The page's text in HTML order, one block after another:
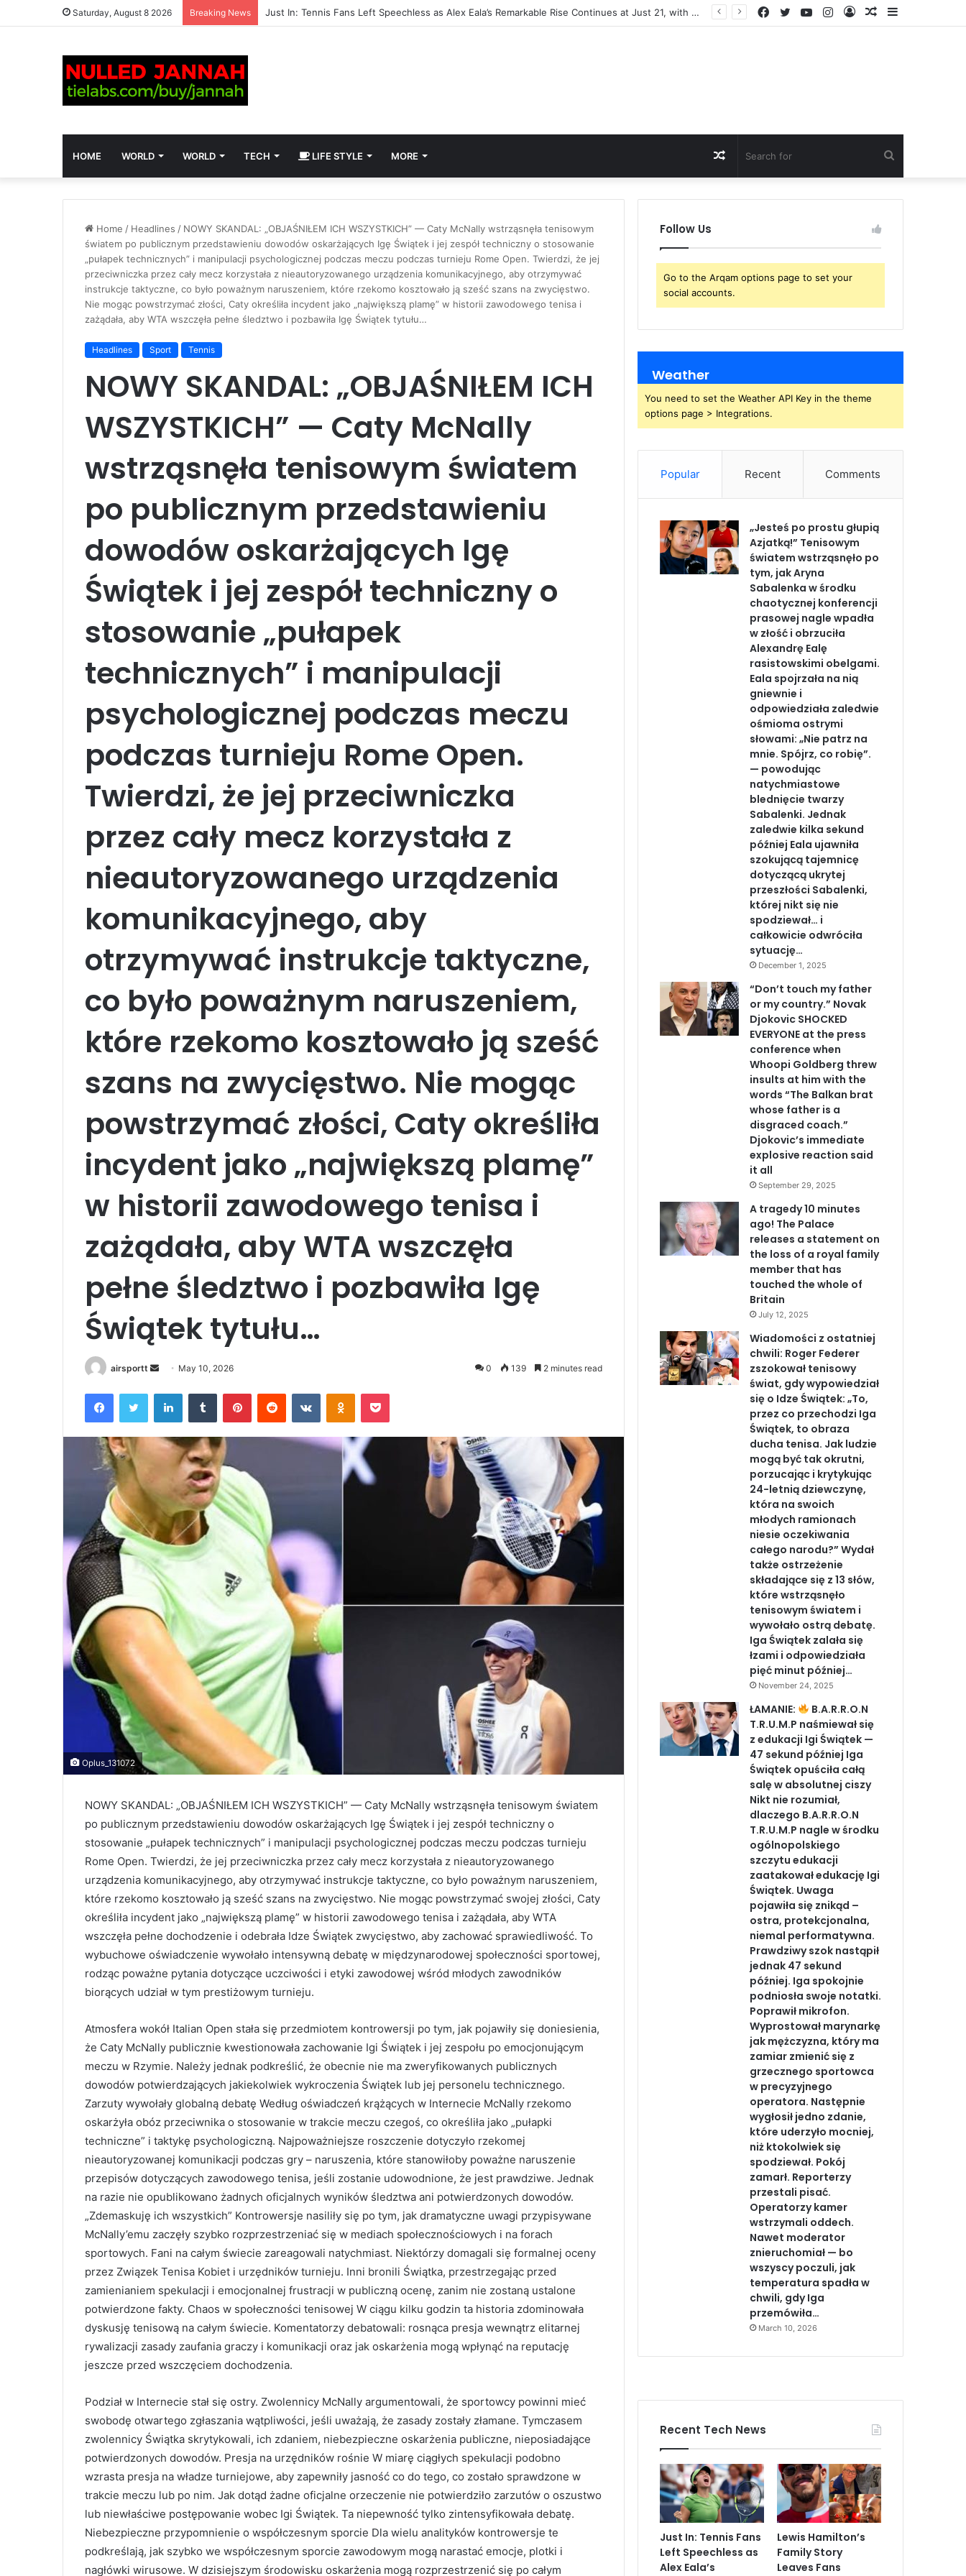
Saturday, August 8 2026 Breaking News Just In: Tennis Fans Left Speechless as Alex Eala’s Remarkable Rise Continues at Just 21, with Major Sponsorships and Huge Career Earnings Revealed in Stunning Fin…
Random
Log
Instagram
YouTube
Twitter
Facebook
HOME WORLD WORLD TECH LIFE STYLE MORE
for
Random
Article
Home / Headlines / NOWY SKANDAL: „OBJAŚNIŁEM ICH WSZYSTKICH” — Caty McNally wstrząsnęła tenisowym
światem po publicznym przedstawieniu dowodów oskarżających Igę Świątek i jej zespół techniczny o stosowanie
„pułapek technicznych” i manipulacji psychologicznej podczas meczu podczas turnieju Rome Open. Twierdzi, że jej
przeciwniczka przez cały mecz korzystała z nieautoryzowanego urządzenia komunikacyjnego, aby otrzymywać
instrukcje taktyczne, co było poważnym naruszeniem, które rzekomo kosztowało ją sześć szans na zwycięstwo.
Nie mogąc powstrzymać złości, Caty określiła incydent jako „największą plamę” w historii zawodowego tenisa i
zażądała, aby WTA wszczęła pełne śledztwo i pozbawiła Igę Świątek tytułu…
Headlines Sport Tennis
NOWY SKANDAL: „OBJAŚNIŁEM ICH
WSZYSTKICH” — Caty McNally
wstrząsnęła tenisowym światem
po publicznym przedstawieniu
dowodów oskarżających Igę
Świątek i jej zespół techniczny o
stosowanie „pułapek
technicznych” i manipulacji
psychologicznej podczas meczu
podczas turnieju Rome Open.
Twierdzi, że jej przeciwniczka
przez cały mecz korzystała z
nieautoryzowanego urządzenia
komunikacyjnego, aby
otrzymywać instrukcje taktyczne,
co było poważnym naruszeniem,
które rzekomo kosztowało ją sześć
szans na zwycięstwo. Nie mogąc
powstrzymać złości, Caty określiła
incydent jako „największą plamę”
w historii zawodowego tenisa i
zażądała, aby WTA wszczęła
pełne śledztwo i pozbawiła Igę
Świątek tytułu…
airsportt
d
a
i
l
May 10, 2026 0 139 2 minutes read
Oplus_131072
NOWY SKANDAL: „OBJAŚNIŁEM ICH WSZYSTKICH” — Caty McNally wstrząsnęła tenisowym światem
po publicznym przedstawieniu dowodów oskarżających Igę Świątek i jej zespół techniczny o
stosowanie „pułapek technicznych” i manipulacji psychologicznej podczas meczu podczas turnieju
Rome Open. Twierdzi, że jej przeciwniczka przez cały mecz korzystała z nieautoryzowanego
urządzenia komunikacyjnego, aby otrzymywać instrukcje taktyczne, co było poważnym naruszeniem,
które rzekomo kosztowało ją sześć szans na zwycięstwo. Nie mogąc powstrzymać swojej złości, Caty
określiła incydent jako „największą plamę” w historii zawodowego tenisa i zażądała, aby WTA
wszczęła pełne dochodzenie i odebrała Idze Świątek zwycięstwo, aby zachować sprawiedliwość. To
wybuchowe oświadczenie wywołało intensywną debatę w międzynarodowej społeczności sportowej,
rodząc poważne pytania dotyczące uczciwości i etyki zawodowej wśród młodych zawodników
biorących udział w tym prestiżowym turnieju.
Atmosfera wokół Italian Open stała się przedmiotem kontrowersji po tym, jak pojawiły się doniesienia,
że ​​Caty McNally publicznie kwestionowała zachowanie Igi Świątek i jej zespołu po emocjonującym
meczu w Rzymie. Należy jednak podkreślić, że obecnie nie ma zweryfikowanych publicznych
dowodów potwierdzających jakiekolwiek wykroczenia Świątek lub jej personelu technicznego.
Zarzuty wywołały globalną debatę Według oświadczeń krążących w Internecie McNally rzekomo
oskarżyła obóz przeciwnika o stosowanie w trakcie meczu czegoś, co określiła jako „pułapki
techniczne” i taktykę psychologiczną. Najpoważniejsze roszczenie dotyczyło rzekomej
nieautoryzowanej komunikacji podczas gry – naruszenia, które stanowiłoby poważne naruszenie
przepisów dotyczących zawodowego tenisa, jeśli zostanie udowodnione, że jest prawdziwe. Jednak
na razie nie opublikowano żadnych oficjalnych wyników śledztwa ani potwierdzonych dowodów.
„Zdemaskuję ich wszystkich” Kontrowersje nasiliły się po tym, jak dramatyczne uwagi przypisywane
McNally’emu zaczęły szybko rozprzestrzeniać się w mediach społecznościowych i na forach
sportowych. Fani na całym świecie zareagowali natychmiast. Niektórzy domagali się formalnej oceny
przez Związek Tenisa Kobiet i urzędników turnieju. Inni bronili Świątka, przestrzegając przed
zamienianiem spekulacji i emocjonalnej frustracji w publiczną ocenę, zanim nie zostaną ustalone
potwierdzone fakty. Chaos w społeczności tenisowej W ciągu kilku godzin ta historia zdominowała
dyskusję tenisową na całym świecie. Komentatorzy debatowali: rosnąca presja wewnątrz elitarnej
rywalizacji zasady zaufania graczy i komunikacji oraz jak oskarżenia mogą wpłynąć na reputację
jeszcze przed wszczęciem dochodzenia.
Podział w Internecie stał się ostry. Zwolennicy McNally argumentowali, że sportowcy powinni mieć
swobodę otwartego zgłaszania wątpliwości, jeśli uważają, że zasady zostały złamane. Tymczasem
zwolennicy Świątka skrytykowali, ich zdaniem, niebezpieczne oskarżenia publiczne, nieposiadające
potwierdzonych dowodów. Presja na urzędników rośnie W miarę ciągłych spekulacji podobno
wzrasta presja na władze turniejowe, aby zapewniły jasność co do tego, co zostało sprawdzone w
trakcie meczu lub po nim. Jak dotąd żadne oficjalne orzeczenie nie potwierdziło zarzutów o oszustwo
lub niewłaściwe postępowanie wobec Igi Świątek. Ta niepewność tylko zintensyfikowała debatę.
Niebezpieczne przypomnienie o współczesnym sporcie Dla wielu analityków kontrowersje te
podkreślają, jak szybko we współczesnym sporcie zawodowym mogą narastać emocje, plotki i
nagłówki wirusowe. W dzisiejszym środowisku oskarżenia mogą rozprzestrzenić się po całym
Follow Us
Go to the Arqam options page to set your
social accounts.
Weather
You need to set the Weather API Key in the theme
options page > Integrations.
Popular Recent Comments
„Jesteś po prostu głupią
Azjatką!” Tenisowym
światem wstrząsnęło po
tym, jak Aryna
Sabalenka w środku
chaotycznej konferencji
prasowej nagle wpadła
w złość i obrzuciła
Alexandrę Ealę
rasistowskimi obelgami.
Eala spojrzała na nią
gniewnie i
odpowiedziała zaledwie
ośmioma ostrymi
słowami: „Nie patrz na
mnie. Spójrz, co robię”.
— powodując
natychmiastowe
blednięcie twarzy
Sabalenki. Jednak
zaledwie kilka sekund
później Eala ujawniła
szokującą tajemnicę
dotyczącą ukrytej
przeszłości Sabalenki,
której nikt się nie
spodziewał… i
całkowicie odwróciła
sytuację…
December 1, 2025
“Don’t touch my father
or my country.” Novak
Djokovic SHOCKED
EVERYONE at the press
conference when
Whoopi Goldberg threw
insults at him with the
words “The Balkan brat
whose father is a
disgraced coach.”
Djokovic’s immediate
explosive reaction said
it all
September 29, 2025
A tragedy 10 minutes
ago! The Palace
releases a statement on
the loss of a royal family
member that has
touched the whole of
Britain
July 12, 2025
Wiadomości z ostatniej
chwili: Roger Federer
zszokował tenisowy
świat, gdy wypowiedział
się o Idze Świątek: „To,
przez co przechodzi Iga
Świątek, to obraza
ducha tenisa. Jak ludzie
mogą być tak okrutni,
porzucając i krytykując
24-letnią dziewczynę,
która na swoich
młodych ramionach
niesie oczekiwania
całego narodu?” Wydał
także ostrzeżenie
składające się z 13 słów,
które wstrząsnęło
tenisowym światem i
wywołało ostrą debatę.
Iga Świątek zalała się
łzami i odpowiedziała
pięć minut później…
November 24, 2025
ŁAMANIE:
B.A.R.R.O.N
T.R.U.M.P naśmiewał się
z edukacji Igi Świątek —
47 sekund później Iga
Świątek opuściła całą
salę w absolutnej ciszy
Nikt nie rozumiał,
dlaczego B.A.R.R.O.N
T.R.U.M.P nagle w środku
ogólnopolskiego
szczytu edukacji
zaatakował edukację Igi
Świątek. Uwaga
pojawiła się znikąd –
ostra, protekcjonalna,
niemal performatywna.
Prawdziwy szok nastąpił
jednak 47 sekund
później. Iga spokojnie
podniosła swoje notatki.
Poprawił mikrofon.
Wyprostował marynarkę
jak mężczyzna, który ma
zamiar zmienić się z
grzecznego sportowca
w precyzyjnego
operatora. Następnie
wygłosił jedno zdanie,
które uderzyło mocniej,
niż ktokolwiek się
spodziewał. Pokój
zamarł. Reporterzy
przestali pisać.
Operatorzy kamer
wstrzymali oddech.
Nawet moderator
znieruchomiał — bo
wszyscy poczuli, jak
temperatura spadła w
chwili, gdy Iga
przemówiła…
March 10, 2026
Recent Tech News
Just In: Tennis Fans
Left Speechless as
Alex Eala’s
Lewis Hamilton’s
Family Story
Leaves Fans